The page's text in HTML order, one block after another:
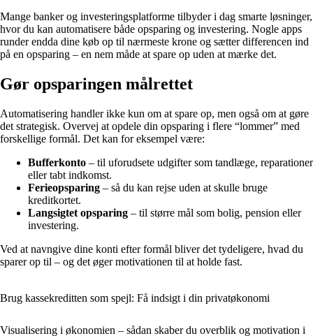
Mange banker og investeringsplatforme tilbyder i dag smarte løsninger,
hvor du kan automatisere både opsparing og investering. Nogle apps
runder endda dine køb op til nærmeste krone og sætter differencen ind
på en opsparing – en nem måde at spare op uden at mærke det.
Gør opsparingen målrettet
Automatisering handler ikke kun om at spare op, men også om at gøre
det strategisk. Overvej at opdele din opsparing i flere “lommer” med
forskellige formål. Det kan for eksempel være:
Bufferkonto – til uforudsete udgifter som tandlæge, reparationer
eller tabt indkomst.
Ferieopsparing – så du kan rejse uden at skulle bruge
kreditkortet.
Langsigtet opsparing – til større mål som bolig, pension eller
investering.
Ved at navngive dine konti efter formål bliver det tydeligere, hvad du
sparer op til – og det øger motivationen til at holde fast.
Brug kassekreditten som spejl: Få indsigt i din privatøkonomi
Visualisering i økonomien – sådan skaber du overblik og motivation i